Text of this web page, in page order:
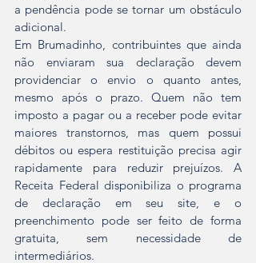
a pendência pode se tornar um obstáculo
adicional.
Em Brumadinho, contribuintes que ainda
não enviaram sua declaração devem
providenciar o envio o quanto antes,
mesmo após o prazo. Quem não tem
imposto a pagar ou a receber pode evitar
maiores transtornos, mas quem possui
débitos ou espera restituição precisa agir
rapidamente para reduzir prejuízos. A
Receita Federal disponibiliza o programa
de declaração em seu site, e o
preenchimento pode ser feito de forma
gratuita, sem necessidade de
intermediários.